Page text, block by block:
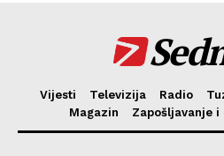
Vijesti Televizija Radio
Magazin
Zapošljavanje